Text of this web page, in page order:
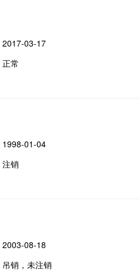
2017-03-17
正常
1998-01-04
注销
2003-08-18
吊销，未注销